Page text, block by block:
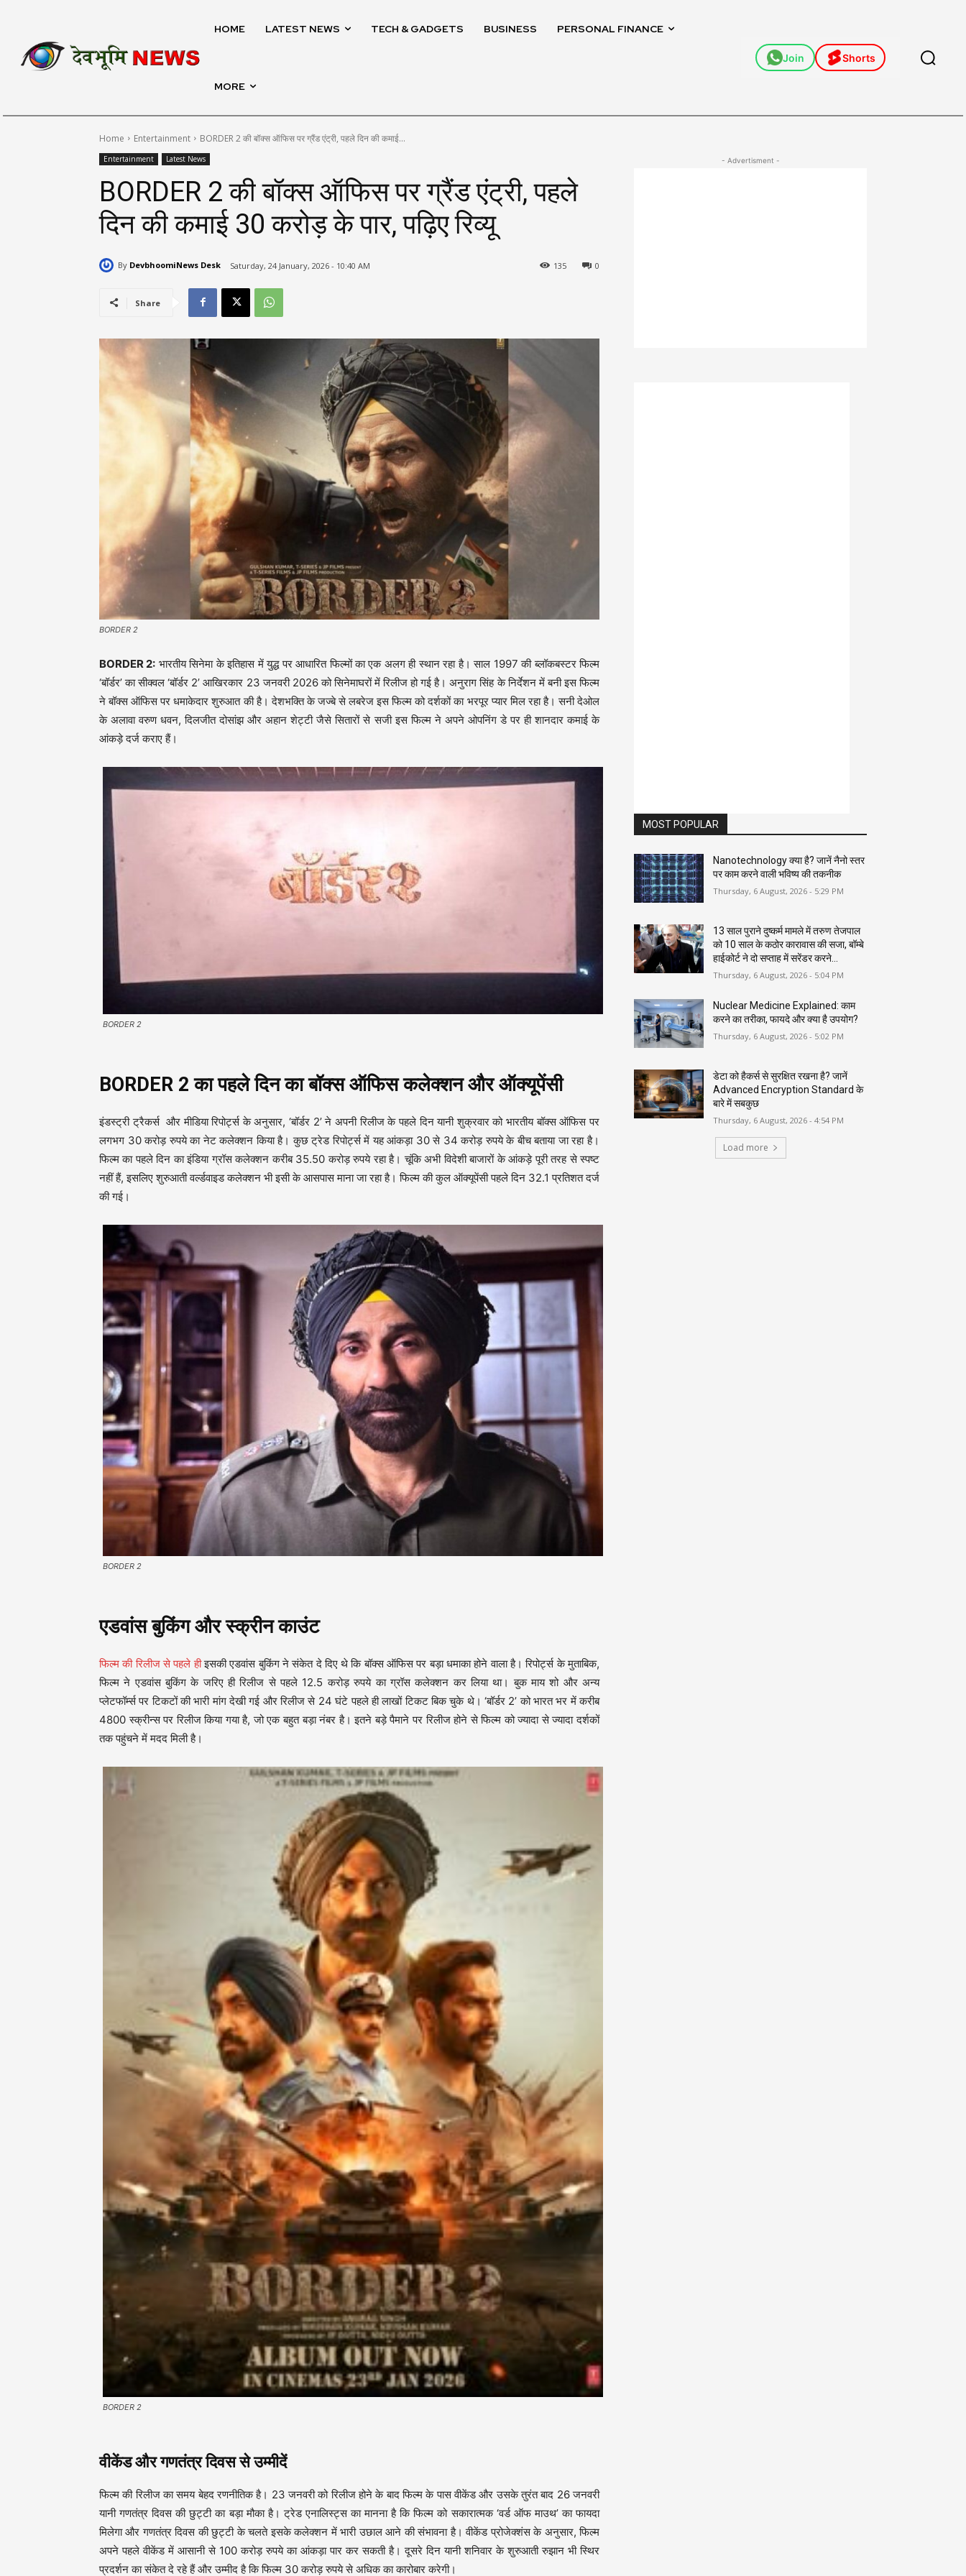
HOME LATEST NEWS TECH & GADGETS BUSINESS PERSONAL FINANCE
MORE
Join Shorts
Home Entertainment BORDER 2 की बॉक्स ऑफिस पर ग्रैंड एंट्री, पहले दिन की कमाई...
Entertainment Latest News
BORDER 2 की बॉक्स ऑफिस पर ग्रैंड एंट्री, पहले
दिन की कमाई 30 करोड़ के पार, पढ़िए रिव्यू
By DevbhoomiNews Desk Saturday, 24 January, 2026 - 10:40 AM 0
135
Share
BORDER 2
BORDER 2: भारतीय सिनेमा के इतिहास में युद्ध पर आधारित फिल्मों का एक अलग ही स्थान रहा है। साल 1997 की ब्लॉकबस्टर फिल्म
‘बॉर्डर’ का सीक्वल ‘बॉर्डर 2’ आखिरकार 23 जनवरी 2026 को सिनेमाघरों में रिलीज हो गई है। अनुराग सिंह के निर्देशन में बनी इस फिल्म
ने बॉक्स ऑफिस पर धमाकेदार शुरुआत की है। देशभक्ति के जज्बे से लबरेज इस फिल्म को दर्शकों का भरपूर प्यार मिल रहा है। सनी देओल
के अलावा वरुण धवन, दिलजीत दोसांझ और अहान शेट्टी जैसे सितारों से सजी इस फिल्म ने अपने ओपनिंग डे पर ही शानदार कमाई के
आंकड़े दर्ज कराए हैं।
BORDER 2
BORDER 2 का पहले दिन का बॉक्स ऑफिस कलेक्शन और ऑक्यूपेंसी
इंडस्ट्री ट्रैकर्स और मीडिया रिपोर्ट्स के अनुसार, ‘बॉर्डर 2’ ने अपनी रिलीज के पहले दिन यानी शुक्रवार को भारतीय बॉक्स ऑफिस पर
लगभग 30 करोड़ रुपये का नेट कलेक्शन किया है। कुछ ट्रेड रिपोर्ट्स में यह आंकड़ा 30 से 34 करोड़ रुपये के बीच बताया जा रहा है।
फिल्म का पहले दिन का इंडिया ग्रॉस कलेक्शन करीब 35.50 करोड़ रुपये रहा है। चूंकि अभी विदेशी बाजारों के आंकड़े पूरी तरह से स्पष्ट
नहीं हैं, इसलिए शुरुआती वर्ल्डवाइड कलेक्शन भी इसी के आसपास माना जा रहा है। फिल्म की कुल ऑक्यूपेंसी पहले दिन 32.1 प्रतिशत दर्ज
की गई।
BORDER 2
एडवांस बुकिंग और स्क्रीन काउंट
फिल्म की रिलीज से पहले हीइसकी एडवांस बुकिंग ने संकेत दे दिए थे कि बॉक्स ऑफिस पर बड़ा धमाका होने वाला है। रिपोर्ट्स के मुताबिक,
फिल्म ने एडवांस बुकिंग के जरिए ही रिलीज से पहले 12.5 करोड़ रुपये का ग्रॉस कलेक्शन कर लिया था। बुक माय शो और अन्य
प्लेटफॉर्म्स पर टिकटों की भारी मांग देखी गई और रिलीज से 24 घंटे पहले ही लाखों टिकट बिक चुके थे। ‘बॉर्डर 2’ को भारत भर में करीब
4800 स्क्रीन्स पर रिलीज किया गया है, जो एक बहुत बड़ा नंबर है। इतने बड़े पैमाने पर रिलीज होने से फिल्म को ज्यादा से ज्यादा दर्शकों
तक पहुंचने में मदद मिली है।
BORDER 2
वीकेंड और गणतंत्र दिवस से उम्मीदें
फिल्म की रिलीज का समय बेहद रणनीतिक है। 23 जनवरी को रिलीज होने के बाद फिल्म के पास वीकेंड और उसके तुरंत बाद 26 जनवरी
यानी गणतंत्र दिवस की छुट्टी का बड़ा मौका है। ट्रेड एनालिस्ट्स का मानना है कि फिल्म को सकारात्मक ‘वर्ड ऑफ माउथ’ का फायदा
मिलेगा और गणतंत्र दिवस की छुट्टी के चलते इसके कलेक्शन में भारी उछाल आने की संभावना है। वीकेंड प्रोजेक्शंस के अनुसार, फिल्म
अपने पहले वीकेंड में आसानी से 100 करोड़ रुपये का आंकड़ा पार कर सकती है। दूसरे दिन यानी शनिवार के शुरुआती रुझान भी स्थिर
प्रदर्शन का संकेत दे रहे हैं और उम्मीद है कि फिल्म 30 करोड़ रुपये से अधिक का कारोबार करेगी।
- Advertisment -
MOST POPULAR
Nanotechnology क्या है? जानें नैनो स्तर
पर काम करने वाली भविष्य की तकनीक
Thursday, 6 August, 2026 - 5:29 PM
13 साल पुराने दुष्कर्म मामले में तरुण तेजपाल
को 10 साल के कठोर कारावास की सजा, बॉम्बे
हाईकोर्ट ने दो सप्ताह में सरेंडर करने...
Thursday, 6 August, 2026 - 5:04 PM
Nuclear Medicine Explained: काम
करने का तरीका, फायदे और क्या है उपयोग?
Thursday, 6 August, 2026 - 5:02 PM
डेटा को हैकर्स से सुरक्षित रखना है? जानें
Advanced Encryption Standard के
बारे में सबकुछ
Thursday, 6 August, 2026 - 4:54 PM
Load more